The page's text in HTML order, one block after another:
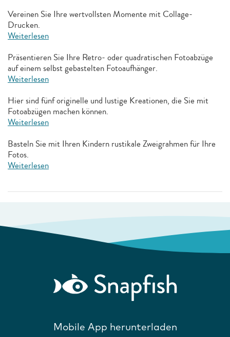
Vereinen Sie Ihre wertvollsten Momente mit Collage-
Drucken.
Weiterlesen
Präsentieren Sie Ihre Retro- oder quadratischen Fotoabzüge
auf einem selbst gebastelten Fotoaufhänger.
Weiterlesen
Hier sind fünf originelle und lustige Kreationen, die Sie mit
Fotoabzügen machen können.
Weiterlesen
Basteln Sie mit Ihren Kindern rustikale Zweigrahmen für Ihre
Fotos.
Weiterlesen
Mobile App herunterladen